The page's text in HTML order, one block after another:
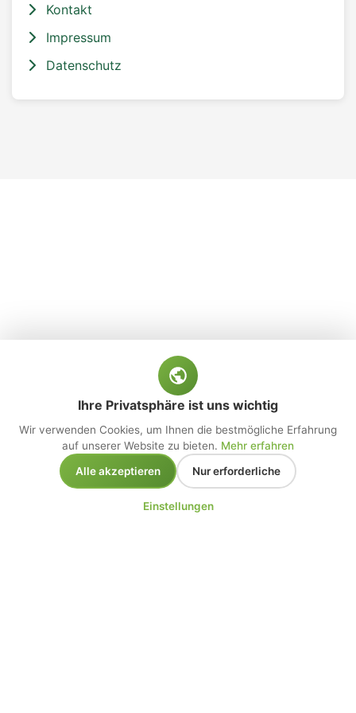
Kontakt
Impressum
Datenschutz
Ihre Privatsphäre ist uns wichtig
Wir verwenden Cookies, um Ihnen die bestmögliche Erfahrung
auf unserer Website zu bieten. Mehr erfahren
Alle akzeptieren
Nur erforderliche
Einstellungen